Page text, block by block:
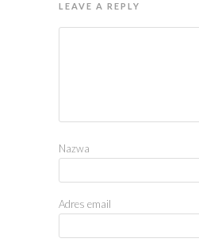
LEAVE A REPLY
Nazwa
Adres email